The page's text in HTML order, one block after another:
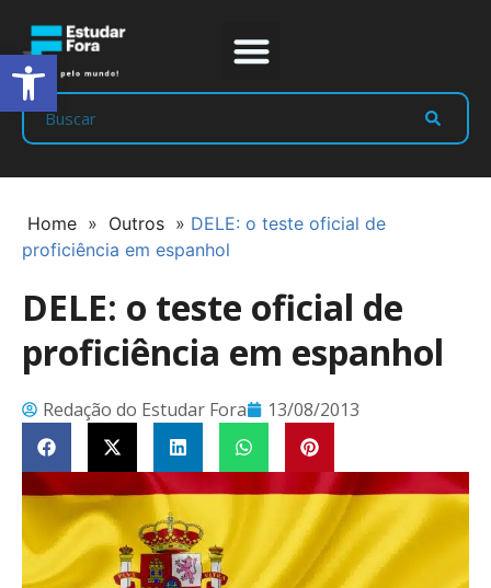
Home » Outros » DELE: o teste oficial de
proficiência em espanhol
DELE: o teste oficial de
proficiência em espanhol
Redação do Estudar Fora 13/08/2013
Abrir a barra de ferramentas